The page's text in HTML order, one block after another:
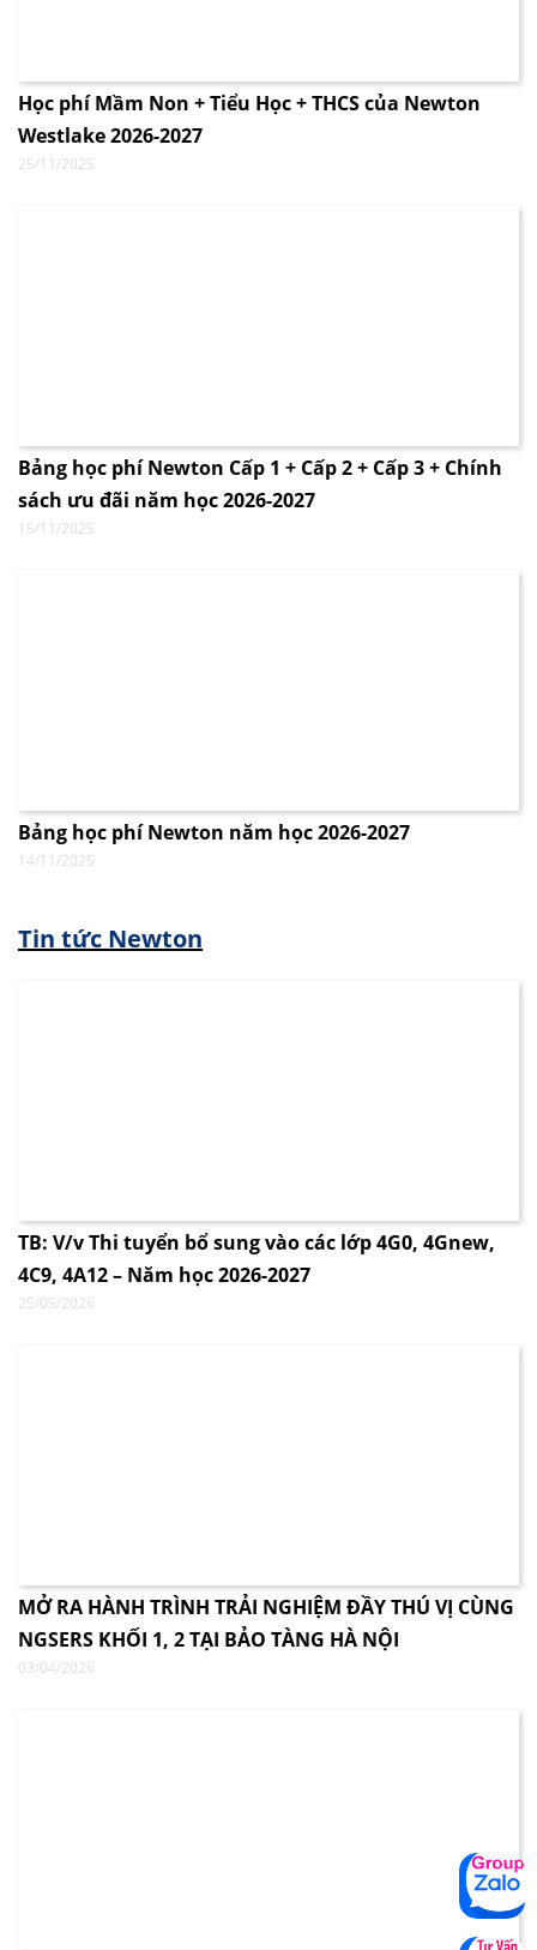
Học phí Mầm Non + Tiểu Học + THCS của Newton
Westlake 2026-2027
25/11/2025
Bảng học phí Newton Cấp 1 + Cấp 2 + Cấp 3 + Chính
sách ưu đãi năm học 2026-2027
15/11/2025
Bảng học phí Newton năm học 2026-2027
14/11/2025
Tin tức Newton
TB: V/v Thi tuyển bổ sung vào các lớp 4G0, 4Gnew,
4C9, 4A12 – Năm học 2026-2027
25/05/2026
MỞ RA HÀNH TRÌNH TRẢI NGHIỆM ĐẦY THÚ VỊ CÙNG
NGSERS KHỐI 1, 2 TẠI BẢO TÀNG HÀ NỘI
03/04/2026